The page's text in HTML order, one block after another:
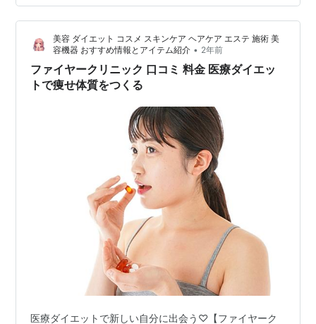
イアシンアミドの効果的な使用方法 まとめ ナイアシンア
ミドとは？ ナイアシンアミドは、ビタミンB3の一種で、
皮膚や粘膜の健康を維持するために重要な成分です。体
内で合成されるナイアシンに加え、食事やサプリメント
から摂取する…
美容 ダイエット コスメ スキンケア ヘアケア エステ 施術 美
容機器 おすすめ情報とアイテム紹介 • 2年前
ファイヤークリニック 口コミ 料金 医療ダイエッ
トで痩せ体質をつくる
医療ダイエットで新しい自分に出会う♡【ファイヤーク